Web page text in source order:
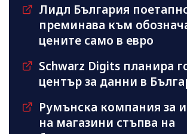
Лидл България
преминава към
цените само в евро
Schwarz Digits планира
център за данни в
Румънска компания за
на магазини стъпва на